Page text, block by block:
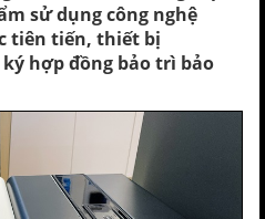
sử dụng công nghệ
tiên tiến, thiết bị
hợp đồng bảo trì bảo